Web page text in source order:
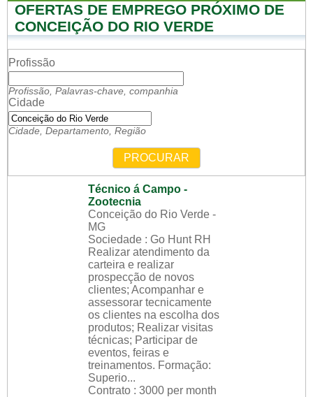
OFERTAS DE EMPREGO PRÓXIMO DE
CONCEIÇÃO DO RIO VERDE
Profissão
Profissão, Palavras-chave, companhia
Cidade
Cidade, Departamento, Região
PROCURAR
Técnico á Campo -
Zootecnia
Conceição do Rio Verde -
MG
Sociedade : Go Hunt RH
Realizar atendimento da
carteira e realizar
prospecção de novos
clientes; Acompanhar e
assessorar tecnicamente
os clientes na escolha dos
produtos; Realizar visitas
técnicas; Participar de
eventos, feiras e
treinamentos. Formação:
Superio...
Contrato : 3000 per month